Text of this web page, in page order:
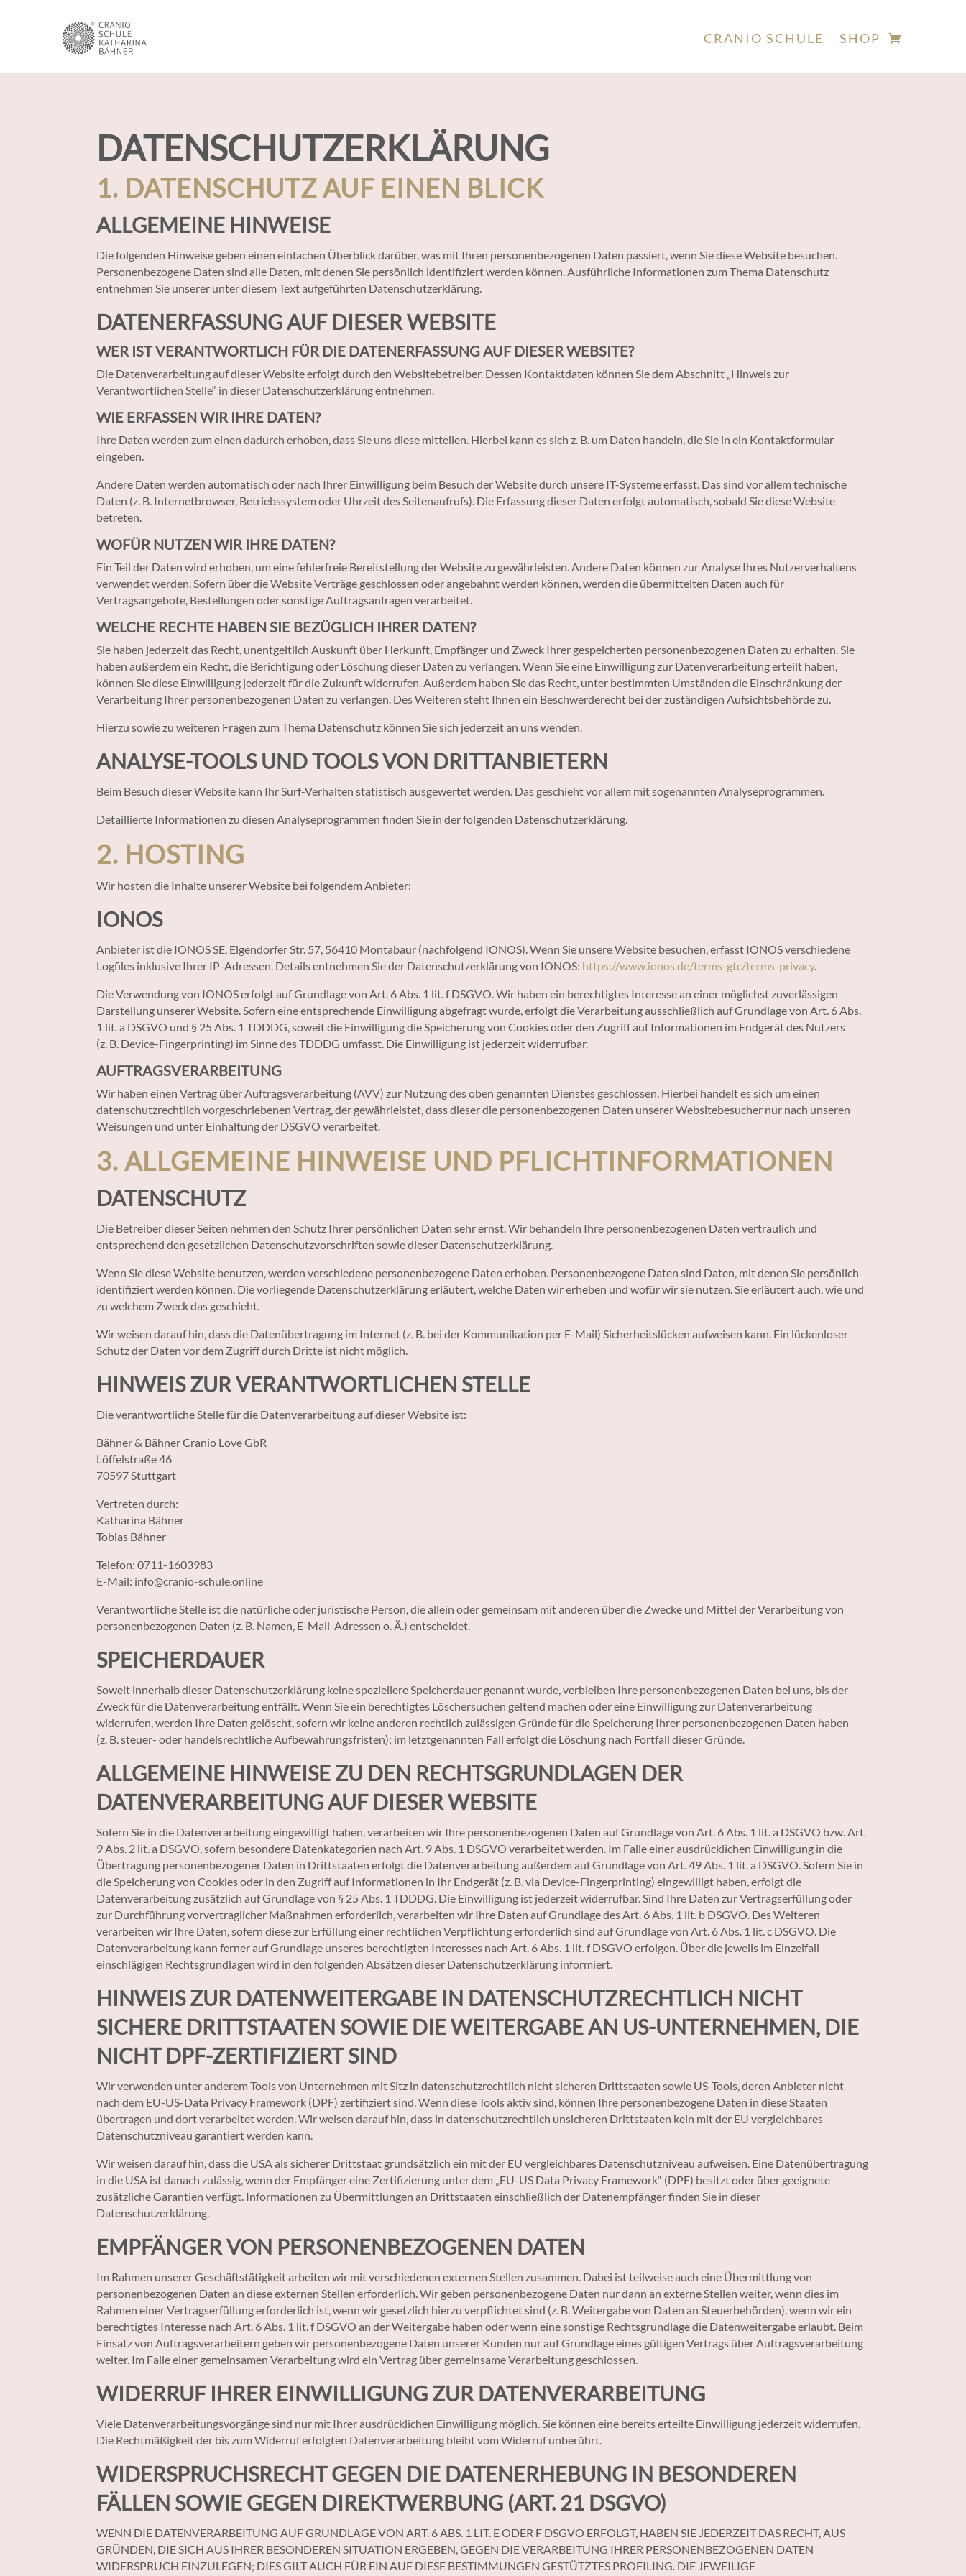
CRANIO SCHULE SHOP
DATENSCHUTZ­ERKLÄRUNG
1. DATENSCHUTZ AUF EINEN BLICK
ALLGEMEINE HINWEISE
Die folgenden Hinweise geben einen einfachen Überblick darüber, was mit Ihren personenbezogenen Daten passiert, wenn Sie diese Website besuchen.
Personenbezogene Daten sind alle Daten, mit denen Sie persönlich identifiziert werden können. Ausführliche Informationen zum Thema Datenschutz
entnehmen Sie unserer unter diesem Text aufgeführten Datenschutzerklärung.
DATENERFASSUNG AUF DIESER WEBSITE
WER IST VERANTWORTLICH FÜR DIE DATENERFASSUNG AUF DIESER WEBSITE?
Die Datenverarbeitung auf dieser Website erfolgt durch den Websitebetreiber. Dessen Kontaktdaten können Sie dem Abschnitt „Hinweis zur
Verantwortlichen Stelle“ in dieser Datenschutzerklärung entnehmen.
WIE ERFASSEN WIR IHRE DATEN?
Ihre Daten werden zum einen dadurch erhoben, dass Sie uns diese mitteilen. Hierbei kann es sich z. B. um Daten handeln, die Sie in ein Kontaktformular
eingeben.
Andere Daten werden automatisch oder nach Ihrer Einwilligung beim Besuch der Website durch unsere IT-Systeme erfasst. Das sind vor allem technische
Daten (z. B. Internetbrowser, Betriebssystem oder Uhrzeit des Seitenaufrufs). Die Erfassung dieser Daten erfolgt automatisch, sobald Sie diese Website
betreten.
WOFÜR NUTZEN WIR IHRE DATEN?
Ein Teil der Daten wird erhoben, um eine fehlerfreie Bereitstellung der Website zu gewährleisten. Andere Daten können zur Analyse Ihres Nutzerverhaltens
verwendet werden. Sofern über die Website Verträge geschlossen oder angebahnt werden können, werden die übermittelten Daten auch für
Vertragsangebote, Bestellungen oder sonstige Auftragsanfragen verarbeitet.
WELCHE RECHTE HABEN SIE BEZÜGLICH IHRER DATEN?
Sie haben jederzeit das Recht, unentgeltlich Auskunft über Herkunft, Empfänger und Zweck Ihrer gespeicherten personenbezogenen Daten zu erhalten. Sie
haben außerdem ein Recht, die Berichtigung oder Löschung dieser Daten zu verlangen. Wenn Sie eine Einwilligung zur Datenverarbeitung erteilt haben,
können Sie diese Einwilligung jederzeit für die Zukunft widerrufen. Außerdem haben Sie das Recht, unter bestimmten Umständen die Einschränkung der
Verarbeitung Ihrer personenbezogenen Daten zu verlangen. Des Weiteren steht Ihnen ein Beschwerderecht bei der zuständigen Aufsichtsbehörde zu.
Hierzu sowie zu weiteren Fragen zum Thema Datenschutz können Sie sich jederzeit an uns wenden.
ANALYSE-TOOLS UND TOOLS VON DRITT­ANBIETERN
Beim Besuch dieser Website kann Ihr Surf-Verhalten statistisch ausgewertet werden. Das geschieht vor allem mit sogenannten Analyseprogrammen.
Detaillierte Informationen zu diesen Analyseprogrammen finden Sie in der folgenden Datenschutzerklärung.
2. HOSTING
Wir hosten die Inhalte unserer Website bei folgendem Anbieter:
IONOS
Anbieter ist die IONOS SE, Elgendorfer Str. 57, 56410 Montabaur (nachfolgend IONOS). Wenn Sie unsere Website besuchen, erfasst IONOS verschiedene
Logfiles inklusive Ihrer IP-Adressen. Details entnehmen Sie der Datenschutzerklärung von IONOS: https://www.ionos.de/terms-gtc/terms-privacy.
Die Verwendung von IONOS erfolgt auf Grundlage von Art. 6 Abs. 1 lit. f DSGVO. Wir haben ein berechtigtes Interesse an einer möglichst zuverlässigen
Darstellung unserer Website. Sofern eine entsprechende Einwilligung abgefragt wurde, erfolgt die Verarbeitung ausschließlich auf Grundlage von Art. 6 Abs.
1 lit. a DSGVO und § 25 Abs. 1 TDDDG, soweit die Einwilligung die Speicherung von Cookies oder den Zugriff auf Informationen im Endgerät des Nutzers
(z. B. Device-Fingerprinting) im Sinne des TDDDG umfasst. Die Einwilligung ist jederzeit widerrufbar.
AUFTRAGSVERARBEITUNG
Wir haben einen Vertrag über Auftragsverarbeitung (AVV) zur Nutzung des oben genannten Dienstes geschlossen. Hierbei handelt es sich um einen
datenschutzrechtlich vorgeschriebenen Vertrag, der gewährleistet, dass dieser die personenbezogenen Daten unserer Websitebesucher nur nach unseren
Weisungen und unter Einhaltung der DSGVO verarbeitet.
3. ALLGEMEINE HINWEISE UND PFLICHT­INFORMATIONEN
DATENSCHUTZ
Die Betreiber dieser Seiten nehmen den Schutz Ihrer persönlichen Daten sehr ernst. Wir behandeln Ihre personenbezogenen Daten vertraulich und
entsprechend den gesetzlichen Datenschutzvorschriften sowie dieser Datenschutzerklärung.
Wenn Sie diese Website benutzen, werden verschiedene personenbezogene Daten erhoben. Personenbezogene Daten sind Daten, mit denen Sie persönlich
identifiziert werden können. Die vorliegende Datenschutzerklärung erläutert, welche Daten wir erheben und wofür wir sie nutzen. Sie erläutert auch, wie und
zu welchem Zweck das geschieht.
Wir weisen darauf hin, dass die Datenübertragung im Internet (z. B. bei der Kommunikation per E-Mail) Sicherheitslücken aufweisen kann. Ein lückenloser
Schutz der Daten vor dem Zugriff durch Dritte ist nicht möglich.
HINWEIS ZUR VERANTWORTLICHEN STELLE
Die verantwortliche Stelle für die Datenverarbeitung auf dieser Website ist:
Bähner & Bähner Cranio Love GbR
Löffelstraße 46
70597 Stuttgart
Vertreten durch:
Katharina Bähner
Tobias Bähner
Telefon: 0­711-1603983
E-Mail: info@cranio-schule.online
Verantwortliche Stelle ist die natürliche oder juristische Person, die allein oder gemeinsam mit anderen über die Zwecke und Mittel der Verarbeitung von
personenbezogenen Daten (z. B. Namen, E-Mail-Adressen o. Ä.) entscheidet.
SPEICHERDAUER
Soweit innerhalb dieser Datenschutzerklärung keine speziellere Speicherdauer genannt wurde, verbleiben Ihre personenbezogenen Daten bei uns, bis der
Zweck für die Datenverarbeitung entfällt. Wenn Sie ein berechtigtes Löschersuchen geltend machen oder eine Einwilligung zur Datenverarbeitung
widerrufen, werden Ihre Daten gelöscht, sofern wir keine anderen rechtlich zulässigen Gründe für die Speicherung Ihrer personenbezogenen Daten haben
(z. B. steuer- oder handelsrechtliche Aufbewahrungsfristen); im letztgenannten Fall erfolgt die Löschung nach Fortfall dieser Gründe.
ALLGEMEINE HINWEISE ZU DEN RECHTSGRUNDLAGEN DER
DATENVERARBEITUNG AUF DIESER WEBSITE
Sofern Sie in die Datenverarbeitung eingewilligt haben, verarbeiten wir Ihre personenbezogenen Daten auf Grundlage von Art. 6 Abs. 1 lit. a DSGVO bzw. Art.
9 Abs. 2 lit. a DSGVO, sofern besondere Datenkategorien nach Art. 9 Abs. 1 DSGVO verarbeitet werden. Im Falle einer ausdrücklichen Einwilligung in die
Übertragung personenbezogener Daten in Drittstaaten erfolgt die Datenverarbeitung außerdem auf Grundlage von Art. 49 Abs. 1 lit. a DSGVO. Sofern Sie in
die Speicherung von Cookies oder in den Zugriff auf Informationen in Ihr Endgerät (z. B. via Device-Fingerprinting) eingewilligt haben, erfolgt die
Datenverarbeitung zusätzlich auf Grundlage von § 25 Abs. 1 TDDDG. Die Einwilligung ist jederzeit widerrufbar. Sind Ihre Daten zur Vertragserfüllung oder
zur Durchführung vorvertraglicher Maßnahmen erforderlich, verarbeiten wir Ihre Daten auf Grundlage des Art. 6 Abs. 1 lit. b DSGVO. Des Weiteren
verarbeiten wir Ihre Daten, sofern diese zur Erfüllung einer rechtlichen Verpflichtung erforderlich sind auf Grundlage von Art. 6 Abs. 1 lit. c DSGVO. Die
Datenverarbeitung kann ferner auf Grundlage unseres berechtigten Interesses nach Art. 6 Abs. 1 lit. f DSGVO erfolgen. Über die jeweils im Einzelfall
einschlägigen Rechtsgrundlagen wird in den folgenden Absätzen dieser Datenschutzerklärung informiert.
HINWEIS ZUR DATENWEITERGABE IN DATENSCHUTZRECHTLICH NICHT
SICHERE DRITTSTAATEN SOWIE DIE WEITERGABE AN US-UNTERNEHMEN, DIE
NICHT DPF-ZERTIFIZIERT SIND
Wir verwenden unter anderem Tools von Unternehmen mit Sitz in datenschutzrechtlich nicht sicheren Drittstaaten sowie US-Tools, deren Anbieter nicht
nach dem EU-US-Data Privacy Framework (DPF) zertifiziert sind. Wenn diese Tools aktiv sind, können Ihre personenbezogene Daten in diese Staaten
übertragen und dort verarbeitet werden. Wir weisen darauf hin, dass in datenschutzrechtlich unsicheren Drittstaaten kein mit der EU vergleichbares
Datenschutzniveau garantiert werden kann.
Wir weisen darauf hin, dass die USA als sicherer Drittstaat grundsätzlich ein mit der EU vergleichbares Datenschutzniveau aufweisen. Eine Datenübertragung
in die USA ist danach zulässig, wenn der Empfänger eine Zertifizierung unter dem „EU-US Data Privacy Framework“ (DPF) besitzt oder über geeignete
zusätzliche Garantien verfügt. Informationen zu Übermittlungen an Drittstaaten einschließlich der Datenempfänger finden Sie in dieser
Datenschutzerklärung.
EMPFÄNGER VON PERSONENBEZOGENEN DATEN
Im Rahmen unserer Geschäftstätigkeit arbeiten wir mit verschiedenen externen Stellen zusammen. Dabei ist teilweise auch eine Übermittlung von
personenbezogenen Daten an diese externen Stellen erforderlich. Wir geben personenbezogene Daten nur dann an externe Stellen weiter, wenn dies im
Rahmen einer Vertragserfüllung erforderlich ist, wenn wir gesetzlich hierzu verpflichtet sind (z. B. Weitergabe von Daten an Steuerbehörden), wenn wir ein
berechtigtes Interesse nach Art. 6 Abs. 1 lit. f DSGVO an der Weitergabe haben oder wenn eine sonstige Rechtsgrundlage die Datenweitergabe erlaubt. Beim
Einsatz von Auftragsverarbeitern geben wir personenbezogene Daten unserer Kunden nur auf Grundlage eines gültigen Vertrags über Auftragsverarbeitung
weiter. Im Falle einer gemeinsamen Verarbeitung wird ein Vertrag über gemeinsame Verarbeitung geschlossen.
WIDERRUF IHRER EINWILLIGUNG ZUR DATENVERARBEITUNG
Viele Datenverarbeitungsvorgänge sind nur mit Ihrer ausdrücklichen Einwilligung möglich. Sie können eine bereits erteilte Einwilligung jederzeit widerrufen.
Die Rechtmäßigkeit der bis zum Widerruf erfolgten Datenverarbeitung bleibt vom Widerruf unberührt.
WIDERSPRUCHSRECHT GEGEN DIE DATENERHEBUNG IN BESONDEREN
FÄLLEN SOWIE GEGEN DIREKTWERBUNG (ART. 21 DSGVO)
WENN DIE DATENVERARBEITUNG AUF GRUNDLAGE VON ART. 6 ABS. 1 LIT. E ODER F DSGVO ERFOLGT, HABEN SIE JEDERZEIT DAS RECHT, AUS
GRÜNDEN, DIE SICH AUS IHRER BESONDEREN SITUATION ERGEBEN, GEGEN DIE VERARBEITUNG IHRER PERSONENBEZOGENEN DATEN
WIDERSPRUCH EINZULEGEN; DIES GILT AUCH FÜR EIN AUF DIESE BESTIMMUNGEN GESTÜTZTES PROFILING. DIE JEWEILIGE